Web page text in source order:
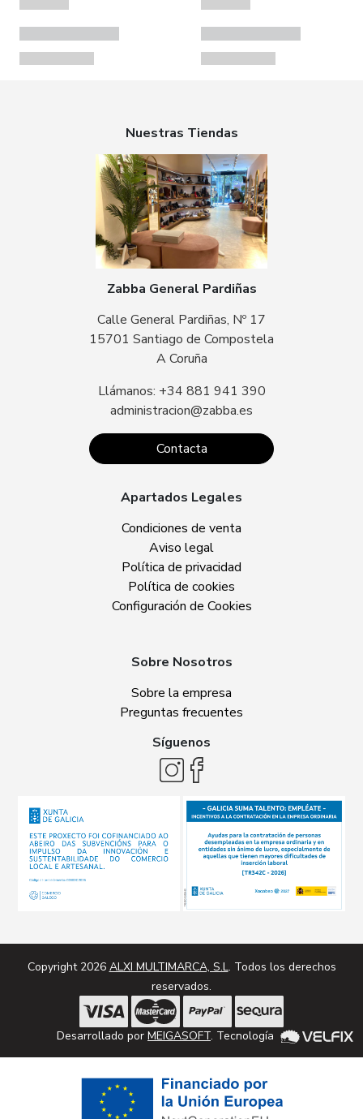
Nuestras Tiendas
Zabba General Pardiñas
Calle General Pardiñas, Nº 17
15701 Santiago de Compostela
A Coruña
Llámanos: +34 881 941 390
administracion@zabba.es
Contacta
Apartados Legales
Condiciones de venta
Aviso legal
Política de privacidad
Política de cookies
Configuración de Cookies
Sobre Nosotros
Sobre la empresa
Preguntas frecuentes
Síguenos
Copyright 2026 ALXI MULTIMARCA, S.L. Todos los derechos
reservados.
Desarrollado por MEIGASOFT. Tecnología